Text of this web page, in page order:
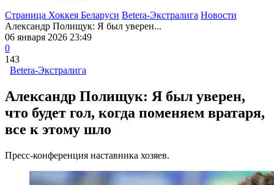
Страница Хоккея Беларуси Betera-Экстралига Новости
Александр Полищук: Я был уверен...
06 января 2026 23:49
0
143
Betera-Экстралига
Александр Полищук: Я был уверен,
что будет гол, когда поменяем вратаря,
все к этому шло
Пресс-конференция наставника хозяев.